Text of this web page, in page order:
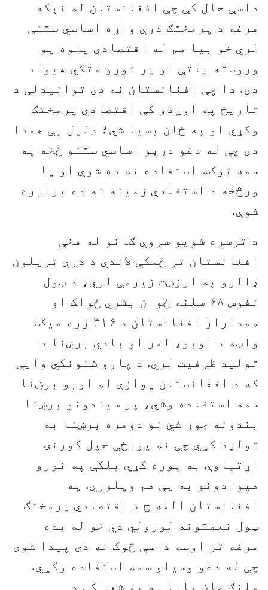
داسې حال کې چې افغانستان له نېکه
مرغه د پرمختګ درې واړه اساسي ستنې
لري خو بيا هم له اقتصادي پلوه يو
وروسته پاتې او پر نورو متکي هيواد
دی. دا چې افغانستان نه دی توانيدلی د
تاريخ په اوږدو کې اقتصادي پرمختګ
وکړي او په ځان بسيا شي؛ دليل يې همدا
دی چې له دغو درېو اساسي ستنو څخه په
سمه توګه استفاده نه ده شوې او يا
ورڅخه د استفادې زمينه نه ده برابره
شوې.
د ترسره شويو سروې ګانو له مخې
افغانستان تر ځمکې لاندې د درې تريلون
ډالرو په ارزښت زيرمې لري، د ټول
نفوس ۶۸ سلنه ځوان بشري ځواک او
همداراز افغانستان د ۳۱۶ زره ميګا
واټه د اوبو، لمر او بادي برښنا د
توليد ظرفيت لري. د چارو شنونکي وايې
که د افغانستان يوازې له اوبو برښنا
سمه استفاده وشي، پر سيندونو برښنا
بندونه جوړ شي نو دومره برښنا به
توليد کړي چې نه يواځې خپل کورنۍ
اړتياوې به پوره کړي بلکې په نورو
هيوادونو به يې هم وپلوري. په
افغانستان الله ج د اقتصادي پرمختګ
ټول نعمتونه لورولي دي خو له بده
مرغه تر اوسه داسې څوک نه دی پيدا شوی
چې له دغو وسيلو سمه استفاده وکړي.
ملنګ جان بابا په يو شعر کې د